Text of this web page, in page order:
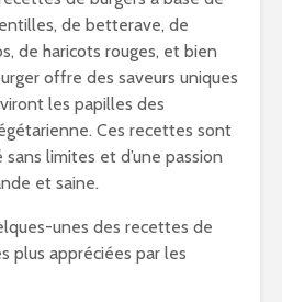
de betterave, de
de haricots rouges, et bien
offre des saveurs uniques
les papilles des
Ces recettes sont
limites et d’une passion
et saine.
unes des recettes de
plus appréciées par les